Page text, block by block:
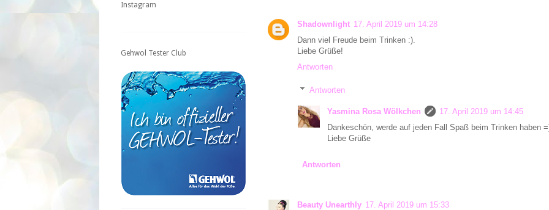
Shadownlight 17. April 2019 um 14:28
Dann viel Freude beim Trinken :).
Liebe Grüße!
Antworten
Antworten
Yasmina Rosa Wölkchen
17. April 2019 um 14:45
Dankeschön, werde auf jeden Fall Spaß beim Trinken haben
Liebe Grüße
Antworten
Beauty Unearthly 17. April 2019 um 15:33
Instagram
Gehwol Tester Club